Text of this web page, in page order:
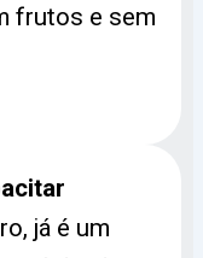
frutos e sem
já é um